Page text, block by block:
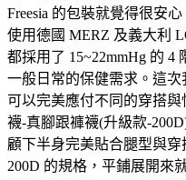
Freesia 的包裝就覺得很安
使用德國 MERZ 及義大利
都採用了 15~22mmHg 的 4
一般日常的保健需求。這
可以完美應付不同的穿搭與
襪-真腳跟褲襪(升級款-
顧下半身完美貼合腿型與
200D 的規格，平鋪展開來